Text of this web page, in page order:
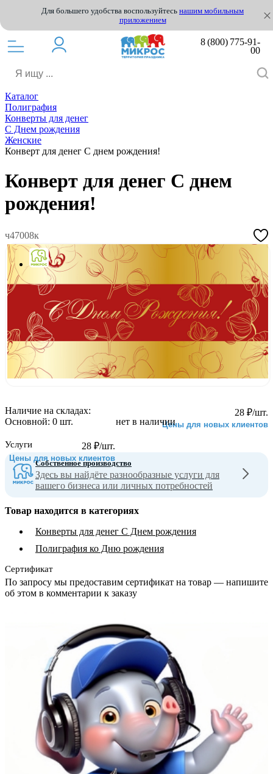
Для большего удобства воспользуйтесь нашим мобильным
приложением
8 (800) 775-91-
00
Каталог
Полиграфия
Конверты для денег
С Днем рождения
Женские
Конверт для денег С днем рождения!
Конверт для денег С днем
рождения!
ч47008к
28 ₽/шт.
Цены для новых клиентов
нет в наличии
28 ₽/шт.
Цены для новых клиентов
Наличие на складах:
Основной: 0 шт.
Услуги
Собственное производство
Здесь вы найдёте разнообразные услуги для
вашего бизнеса или личных потребностей
Товар находится в категориях
Конверты для денег С Днем рождения
Полиграфия ко Дню рождения
Сертификат
По запросу мы предоставим сертификат на товар — напишите
об этом в комментарии к заказу